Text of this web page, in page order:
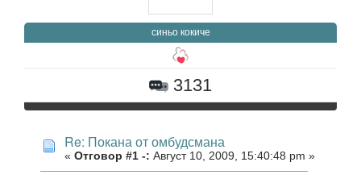
синьо кокиче
3131
Re: Покана от омбудсмана
« Отговор #1 -: Август 10, 2009, 15:40:48 pm »